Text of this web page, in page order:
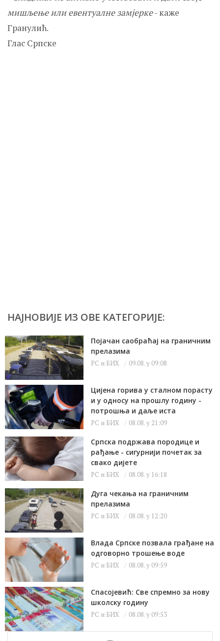
мишљење или евентуалне замјерке- каже
Гранулић.
Глас Српске
НАЈНОВИЈЕ ИЗ ОВЕ КАТЕГОРИЈЕ:
Појачан саобраћај на граничним
прелазима
РС и БИХ 09.08. у 09:08
Цијена горива у сталном порасту
и у односу на прошлу годину -
потрошња и даље иста
РС и БИХ 08.08. у 21:09
Српска подржава породице и
рађање - сигурнији почетак за
свако дијете
РС и БИХ 08.08. у 16:18
Дуга чекања на граничним
прелазима
РС и БИХ 08.08. у 12:20
Влада Српске позвала грађане на
одговорно трошење воде
РС и БИХ 08.08. у 09:59
Спасојевић: Све спремно за нову
школску годину
РС и БИХ 08.08. у 09:53